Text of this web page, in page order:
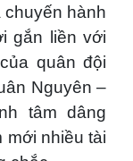
hành
gắn liền với
quân đội
Nguyên –
tâm dâng
mới nhiều tài